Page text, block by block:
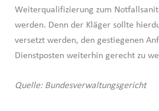
Weiterqualifizierung zum
werden. Denn der Kläger sollte
versetzt werden, den gestiegenen
Dienstposten weiterhin gerecht zu
Quelle: Bundesverwaltungsgericht